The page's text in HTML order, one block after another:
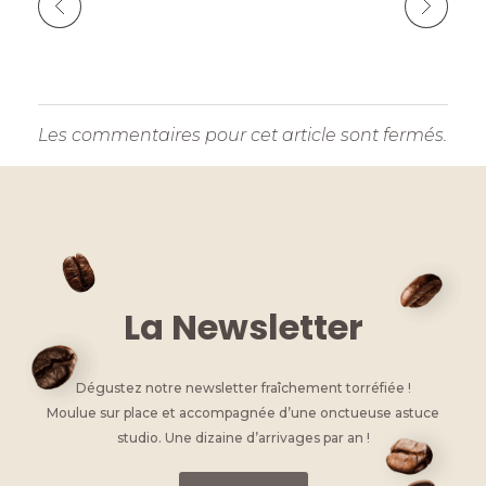
Les commentaires pour cet article sont fermés.
La Newsletter
Dégustez notre newsletter fraîchement torréfiée !
Moulue sur place et accompagnée d’une onctueuse astuce
studio. Une dizaine d’arrivages par an !